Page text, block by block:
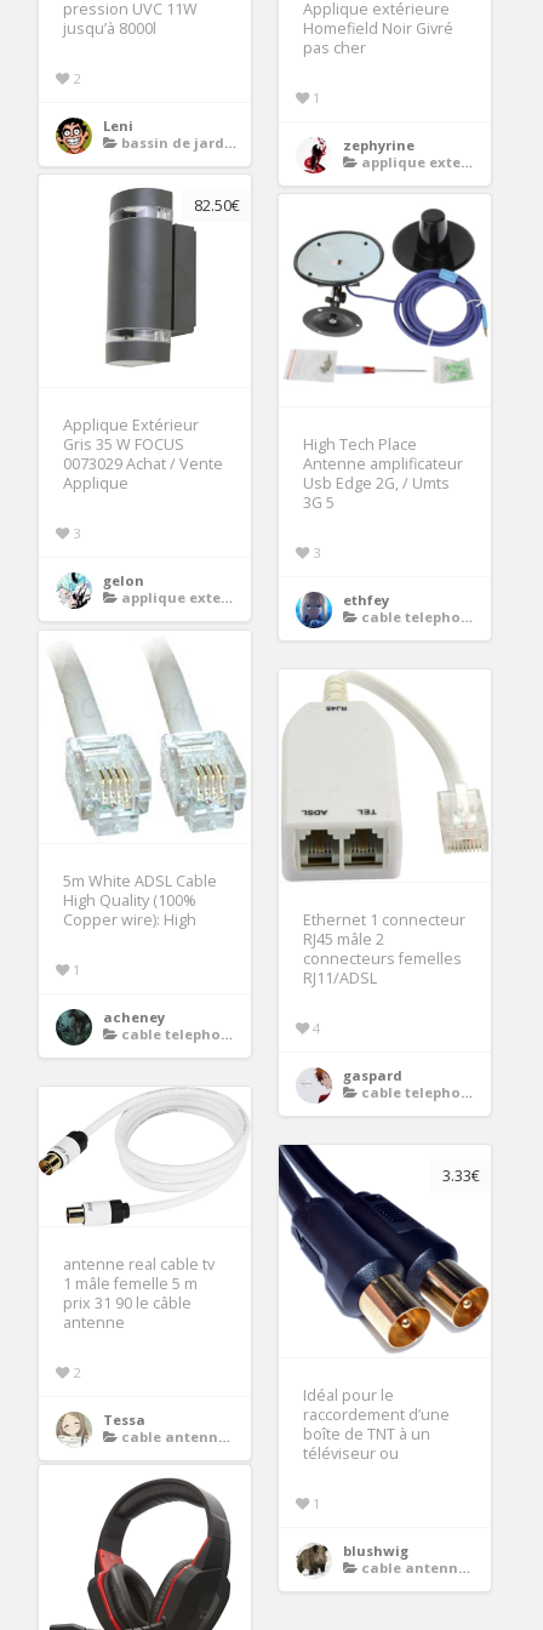
pression UVC 11W
jusqu’à 8000l
2
Leni
bassin de jardin
Applique extérieure
Homefield Noir Givré
pas cher
1
zephyrine
applique exterieure double
82.50€
Applique Extérieur
Gris 35 W FOCUS
0073029 Achat / Vente
Applique
3
gelon
applique exterieure double
High Tech Place
Antenne amplificateur
Usb Edge 2G, / Umts
3G 5
3
ethfey
cable telephonie adsl
5m White ADSL Cable
High Quality (100%
Copper wire): High
1
acheney
cable telephonie adsl
Ethernet 1 connecteur
RJ45 mâle 2
connecteurs femelles
RJ11/ADSL
4
gaspard
cable telephonie adsl
antenne real cable tv
1 mâle femelle 5 m
prix 31 90 le câble
antenne
2
Tessa
cable antenne tv
3.33€
Idéal pour le
raccordement d’une
boîte de TNT à un
téléviseur ou
1
blushwig
cable antenne tv